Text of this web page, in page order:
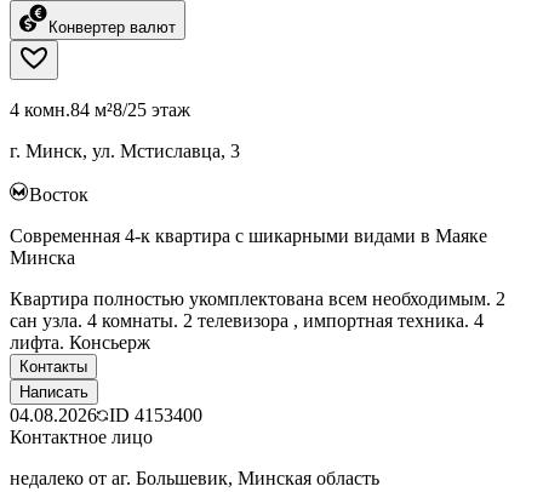
Конвертер валют
4 комн.84 м²8/25 этаж
г. Минск, ул. Мстиславца, 3
Восток
Современная 4-к квартира с шикарными видами в Маяке
Минска
Квартира полностью укомплектована всем необходимым. 2
сан узла. 4 комнаты. 2 телевизора , импортная техника. 4
лифта. Консьерж
Контакты
Написать
04.08.2026 ID 4153400
Контактное лицо
недалеко от аг. Большевик, Минская область